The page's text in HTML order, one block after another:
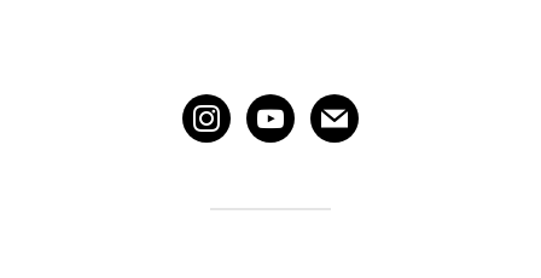
instagramyoutubemail